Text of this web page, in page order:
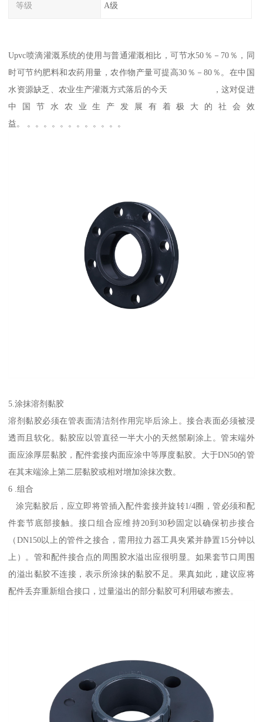
等级 A级
Upvc喷滴灌溉系统的使用与普通灌溉相比，可节水50％－70％，同
时可节约肥料和农药用量，农作物产量可提高30％－80％。在中国
水资源缺乏、农业生产灌溉方式落后的今天 ，这对促进
中国节水农业生产发展有着极大的社会效
益。 。。。。。。。。。。。。
5.涂抹溶剂黏胶
溶剂黏胶必须在管表面清洁剂作用完毕后涂上。接合表面必须被浸
透而且软化。黏胶应以管直径一半大小的天然鬃刷涂上。管末端外
面应涂厚层黏胶，配件套接内面应涂中等厚度黏胶。大于DN50的管
在其末端涂上第二层黏胶或相对增加涂抹次数。
6 .组合
涂完黏胶后，应立即将管插入配件套接并旋转1/4圈，管必须和配
件套节底部接触。接口组合应维持20到30秒固定以确保初步接合
（DN150以上的管件之接合，需用拉力器工具夹紧并静置15分钟以
上）。管和配件接合点的周围胶水溢出应很明显。如果套节口周围
的溢出黏胶不连接，表示所涂抹的黏胶不足。果真如此，建议应将
配件丢弃重新组合接口，过量溢出的部分黏胶可利用破布擦去。